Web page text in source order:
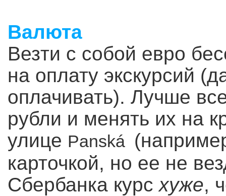
Валюта
Везти с собой евро
на оплату экскурсий
оплачивать). Лучше
рубли и менять их на
улице Panská
карточкой, но ее не
Сбербанка курс хуже,